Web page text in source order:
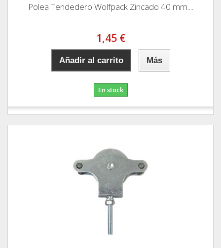
Polea Tendedero Wolfpack Zincado 40 mm....
1,45 €
Añadir al carrito Más
En stock